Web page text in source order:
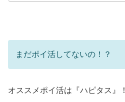
まだポイ活してないの！？
オススメポイ活は『ハピタス』！